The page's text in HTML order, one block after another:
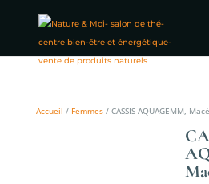
Accueil / Femmes/ CASSIS AQUAGEMM,